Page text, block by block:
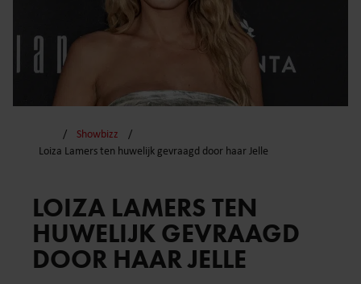
Showbizz
Loiza Lamers ten huwelijk gevraagd door haar Jelle
LOIZA LAMERS TEN
HUWELIJK GEVRAAGD
DOOR HAAR JELLE